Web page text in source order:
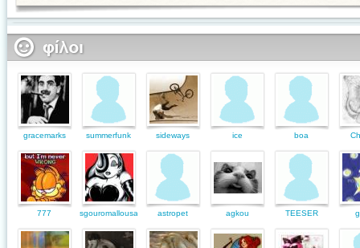
gracemarks summerfunk sideways ice boa
777 sgouromallousa astropet agkou TEESER